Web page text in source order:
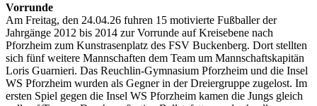
Vorrunde
Am Freitag, den 24.04.26 fuhren 15 motivierte Fußballer der
Jahrgänge 2012 bis 2014 zur Vorrunde auf Kreisebene nach
Pforzheim zum Kunstrasenplatz des FSV Buckenberg. Dort stellten
sich fünf weitere Mannschaften dem Team um Mannschaftskapitän
Loris Guarnieri. Das Reuchlin-Gymnasium Pforzheim und die Insel
WS Pforzheim wurden als Gegner in der Dreiergruppe zugelost. Im
ersten Spiel gegen die Insel WS Pforzheim kamen die Jungs gleich